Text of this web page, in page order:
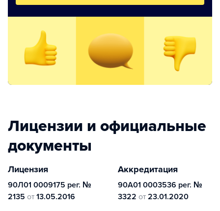
Лицензии и официальные
документы
Лицензия
90Л01 0009175 рег. №
2135 от 13.05.2016
Аккредитация
90А01 0003536 рег. №
3322 от 23.01.2020